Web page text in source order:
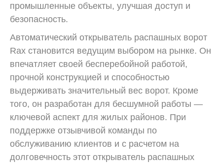
промышленные объекты, улучшая доступ и
безопасность.
Автоматический открыватель распашных ворот
Rax становится ведущим выбором на рынке. Он
впечатляет своей бесперебойной работой,
прочной конструкцией и способностью
выдерживать значительный вес ворот. Кроме
того, он разработан для бесшумной работы —
ключевой аспект для жилых районов. При
поддержке отзывчивой команды по
обслуживанию клиентов и с расчетом на
долговечность этот открыватель распашных